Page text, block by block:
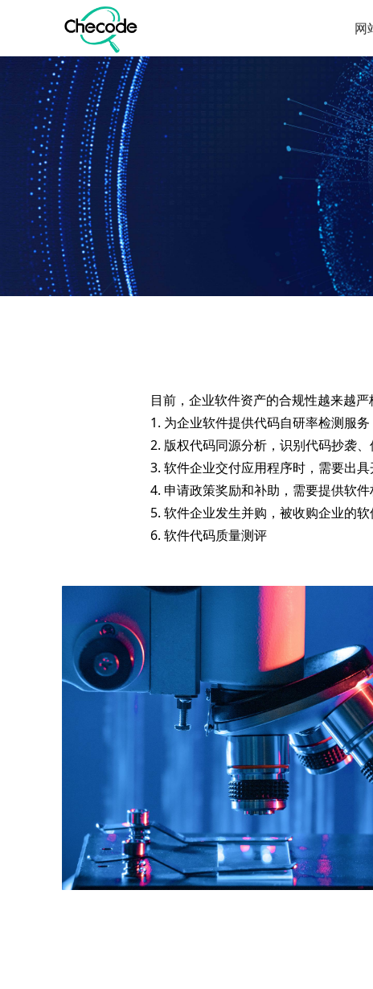
网
目前，企业软件资产的合规性越来越
1. 为企业软件提供代码自研率检测服务
2. 版权代码同源分析，识别代码抄袭
3. 软件企业交付应用程序时，需要出
4. 申请政策奖励和补助，需要提供软件
5. 软件企业发生并购，被收购企业的
6. 软件代码质量测评